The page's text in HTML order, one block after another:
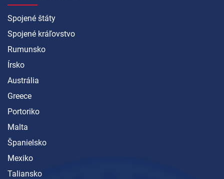
Spojené štáty
Spojené kráľovstvo
Rumunsko
Írsko
Austrália
Greece
Portoriko
Malta
Španielsko
Mexiko
Taliansko